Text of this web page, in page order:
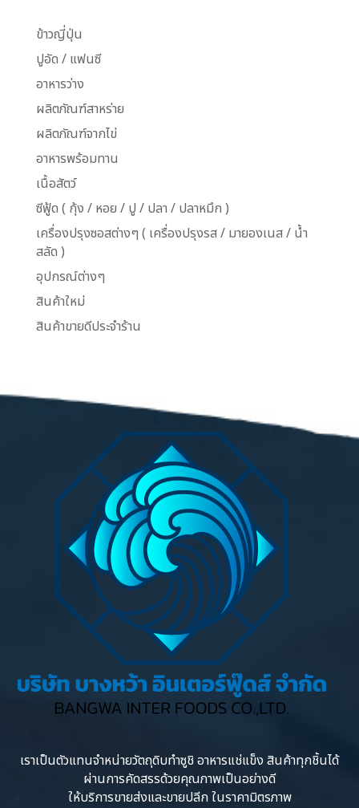
ข้าวญี่ปุ่น
ปูอัด / แฟนซี
อาหารว่าง
ผลิตภัณฑ์สาหร่าย
ผลิตภัณฑ์จากไข่
อาหารพร้อมทาน
เนื้อสัตว์
ซีฟู้ด ( กุ้ง / หอย / ปู / ปลา / ปลาหมึก )
เครื่องปรุงซอสต่างๆ ( เครื่องปรุงรส / มายองเนส / น้ำ
สลัด )
อุปกรณ์ต่างๆ
สินค้าใหม่
สินค้าขายดีประจำร้าน
เราเป็นตัวแทนจำหน่ายวัตถุดิบทำซูชิ อาหารแช่แข็ง สินค้าทุกชิ้นได้
ผ่านการคัดสรรด้วยคุณภาพเป็นอย่างดี
ให้บริการขายส่งและขายปลีก ในราคามิตรภาพ